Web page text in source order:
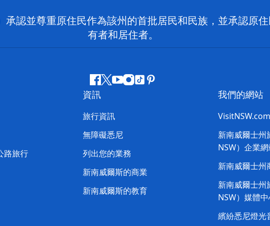
認並尊重原住民作為該州的首批居民和民族，並承認原
有者和居住者。
Facebook
嘰
喳
喳
Youtube
Instagram
抖 Pinterest
路旅行
資訊
旅行資訊
無障礙悉尼
列出您的業務
新南威爾斯的商業
新南威爾斯的教育
我們的網站
VisitNSW.com
新南威爾士
NSW）企業
新南威爾士州
新南威爾士
NSW）媒體
繽紛悉尼燈光